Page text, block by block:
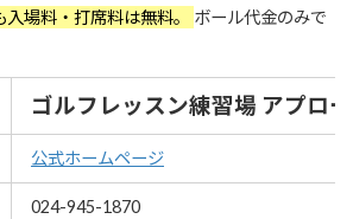
入場料・打席料は無料。 ボール代金のみで
ゴルフレッスン練習場 アプロ
公式ホームページ
024-945-1870